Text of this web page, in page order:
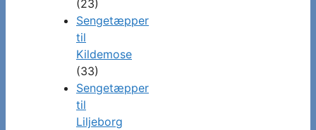
(23)
Sengetæpper
til
Kildemose
(33)
Sengetæpper
til
Liljeborg